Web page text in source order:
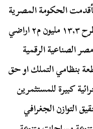
الحكومة المصرية
ممثلة فى وزارة الصناعة بالاعلان عن طرح ١٣,٣ مليون م٢ اراضي
الصناعية الرقمية
بإجمالي عدد ٢١٧٢ قطعة بنظامي التملك او حق
كبيرة للمستثمرين
لتحقيق التوازن الجغرافي